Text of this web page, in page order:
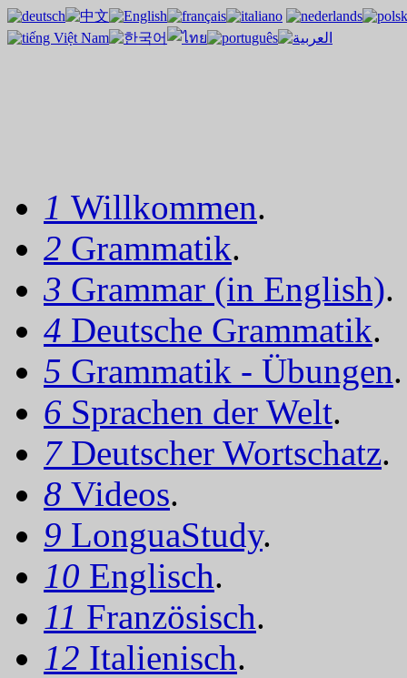
1 Willkommen.
2 Grammatik.
3 Grammar (in English).
4 Deutsche Grammatik.
5 Grammatik - Übungen.
6 Sprachen der Welt.
7 Deutscher Wortschatz.
8 Videos.
9 LonguaStudy.
10 Englisch.
11 Französisch.
12 Italienisch.